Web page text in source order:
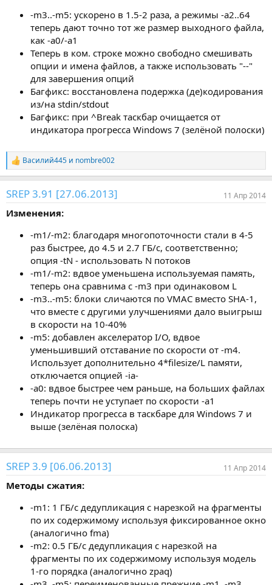
н
и
-m3..-m5: ускорено в 1.5-2 раза, а режимы -a2..64
теперь дают точно тот же размер выходного файла,
как -a0/-a1
Теперь в ком. строке можно свободно смешивать
опции и имена файлов, а также использовать "--"
для завершения опций
Багфикс: восстановлена подержка (де)кодирования
из/на stdin/stdout
Багфикс: при ^Break таскбар очищается от
индикатора прогресса Windows 7 (зелёной полоски)
Р
е
а
к
ц
и
Василий445 и nombre002
SREP 3.91 [27.06.2013] 11 Апр 2014
Изменения:
-m1/-m2: благодаря многопоточности стали в 4-5
раз быстрее, до 4.5 и 2.7 ГБ/с, соответственно;
опция -tN - использовать N потоков
-m1/-m2: вдвое уменьшена используемая память,
теперь она сравнима с -m3 при одинаковом L
-m3..-m5: блоки сличаются по VMAC вместо SHA-1,
что вместе с другими улучшениями дало выигрыш
в скорости на 10-40%
-m5: добавлен акселератор I/O, вдвое
уменьшивший отставание по скорости от -m4.
Использует дополнительно 4*filesize/L памяти,
отключается опцией -ia-
-a0: вдвое быстрее чем раньше, на больших файлах
теперь почти не уступает по скорости -a1
Индикатор прогресса в таскбаре для Windows 7 и
выше (зелёная полоска)
SREP 3.9 [06.06.2013] 11 Апр 2014
Методы сжатия:
-m1: 1 ГБ/с дедупликация с нарезкой на фрагменты
по их содержимому используя фиксированное окно
(аналогично fma)
-m2: 0.5 ГБ/с дедупликация с нарезкой на
фрагменты по их содержимому используя модель
1-го порядка (аналогично zpaq)